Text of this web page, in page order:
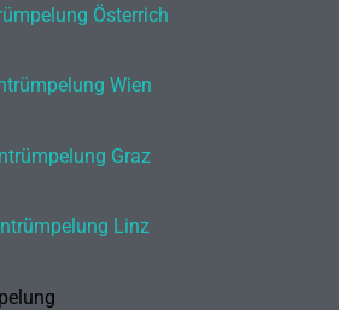
Österrich
Wien
Graz
Linz